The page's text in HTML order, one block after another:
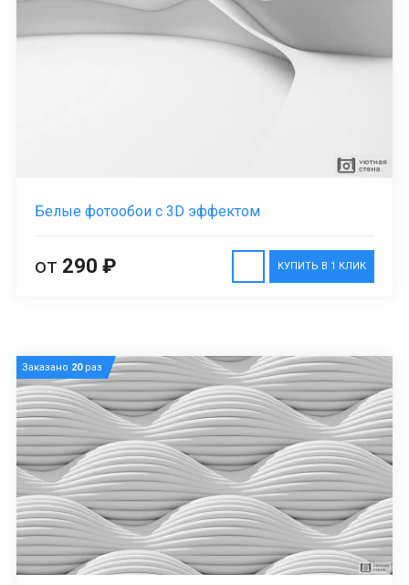
Белые фотообои с 3D эффектом
КУПИТЬ В 1 КЛИК
от 290 ₽
Заказано 20раз